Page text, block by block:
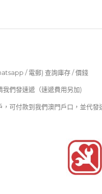
/ 電郵) 查詢庫存 / 價錢
我們發速遞（速遞費用另加)
，可付款到我們澳門戶口，並代發